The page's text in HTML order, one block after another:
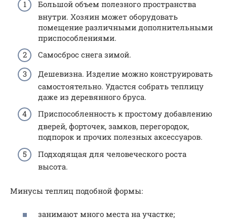
Большой объем полезного пространства
внутри. Хозяин может оборудовать
помещение различными дополнительными
приспособлениями.
Самосброс снега зимой.
Дешевизна. Изделие можно конструировать
самостоятельно. Удастся собрать теплицу
даже из деревянного бруса.
Приспособленность к простому добавлению
дверей, форточек, замков, перегородок,
подпорок и прочих полезных аксессуаров.
Подходящая для человеческого роста
высота.
Минусы теплиц подобной формы:
занимают много места на участке;